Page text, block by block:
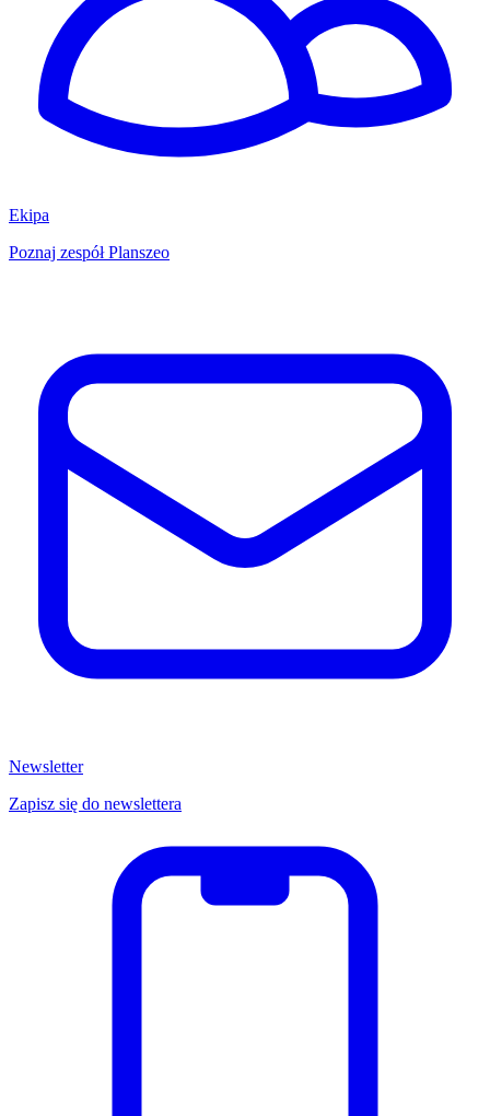
Ekipa
Poznaj zespół Planszeo
Newsletter
Zapisz się do newslettera